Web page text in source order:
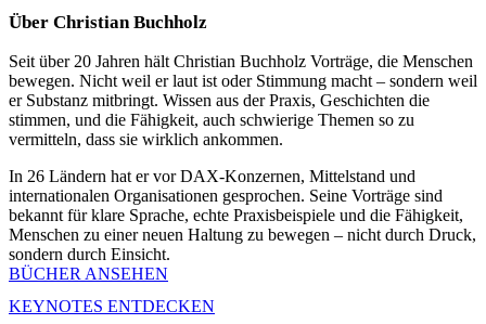
Über Christian Buchholz
Seit über 20 Jahren hält Christian Buchholz Vorträge, die Menschen
bewegen. Nicht weil er laut ist oder Stimmung macht – sondern weil
er Substanz mitbringt. Wissen aus der Praxis, Geschichten die
stimmen, und die Fähigkeit, auch schwierige Themen so zu
vermitteln, dass sie wirklich ankommen.
In 26 Ländern hat er vor DAX-Konzernen, Mittelstand und
internationalen Organisationen gesprochen. Seine Vorträge sind
bekannt für klare Sprache, echte Praxisbeispiele und die Fähigkeit,
Menschen zu einer neuen Haltung zu bewegen – nicht durch Druck,
sondern durch Einsicht.
BÜCHER ANSEHEN
KEYNOTES ENTDECKEN